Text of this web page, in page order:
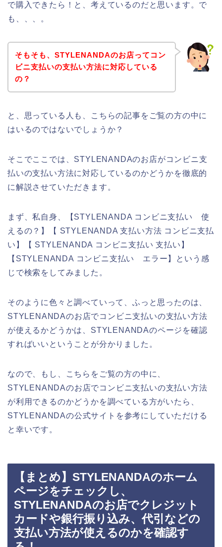
で購入できたら！と、考えているのだと思います。で
も、、、。
そもそも、STYLENANDAのお店ってコン
ビニ支払いの支払い方法に対応している
の？
と、思っている人も、こちらの記事をご覧の方の中に
はいるのではないでしょうか？
そこでここでは、STYLENANDAのお店がコンビニ支
払いの支払い方法に対応しているのかどうかを徹底的
に解説させていただきます。
まず、私自身、【STYLENANDA コンビニ支払い 使
えるの？】【 STYLENANDA 支払い方法 コンビニ支払
い】【 STYLENANDA コンビニ支払い 支払い】
【STYLENANDA コンビニ支払い エラー】という感
じで検索をしてみました。
そのように色々と調べていって、ふっと思ったのは、
STYLENANDAのお店でコンビニ支払いの支払い方法
が使えるかどうかは、STYLENANDAのページを確認
すればいいということが分かりました。
なので、もし、こちらをご覧の方の中に、
STYLENANDAのお店でコンビニ支払いの支払い方法
が利用できるのかどうかを調べている方がいたら、
STYLENANDAの公式サイトを参考にしていただける
と幸いです。
【まとめ】STYLENANDAのホーム
ページをチェックし、
STYLENANDAのお店でクレジット
カードや銀行振り込み、代引などの
支払い方法が使えるのかを確認す